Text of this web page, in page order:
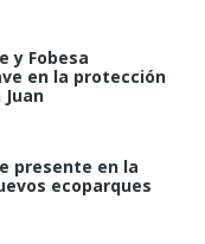
y Fobesa
en la protección
presente en la
ecoparques